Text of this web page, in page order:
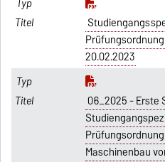
20.02.2023
06_2025 - Erste
Maschinenbau